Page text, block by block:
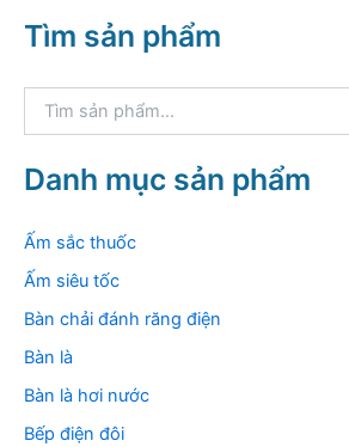
Tìm sản phẩm
k
i
m
Danh mục sản phẩm
Ấm sắc thuốc
Ấm siêu tốc
Bàn chải đánh răng điện
Bàn là
Bàn là hơi nước
Bếp điện đôi